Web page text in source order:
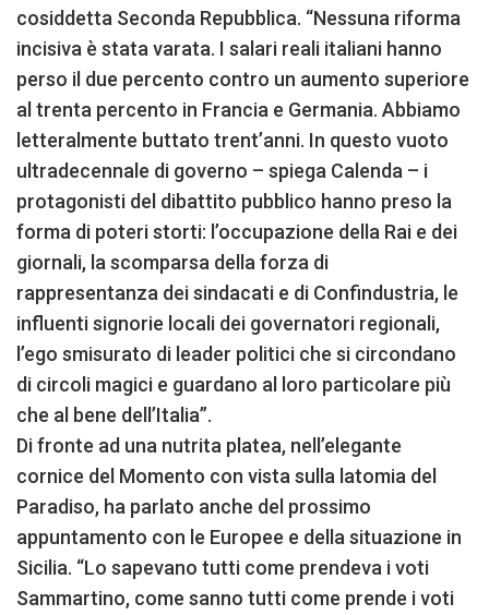
cosiddetta Seconda Repubblica. “Nessuna riforma
incisiva è stata varata. I salari reali italiani hanno
perso il due percento contro un aumento superiore
al trenta percento in Francia e Germania. Abbiamo
letteralmente buttato trent’anni. In questo vuoto
ultradecennale di governo – spiega Calenda – i
protagonisti del dibattito pubblico hanno preso la
forma di poteri storti: l’occupazione della Rai e dei
giornali, la scomparsa della forza di
rappresentanza dei sindacati e di Confindustria, le
influenti signorie locali dei governatori regionali,
l’ego smisurato di leader politici che si circondano
di circoli magici e guardano al loro particolare più
che al bene dell’Italia”.
Di fronte ad una nutrita platea, nell’elegante
cornice del Momento con vista sulla latomia del
Paradiso, ha parlato anche del prossimo
appuntamento con le Europee e della situazione in
Sicilia. “Lo sapevano tutti come prendeva i voti
Sammartino, come sanno tutti come prende i voti